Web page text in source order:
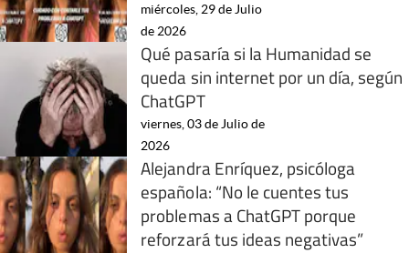
miércoles, 29 de Julio
de 2026
Qué pasaría si la Humanidad se
queda sin internet por un día, según
ChatGPT
viernes, 03 de Julio de
2026
Alejandra Enríquez, psicóloga
española: “No le cuentes tus
problemas a ChatGPT porque
reforzará tus ideas negativas”